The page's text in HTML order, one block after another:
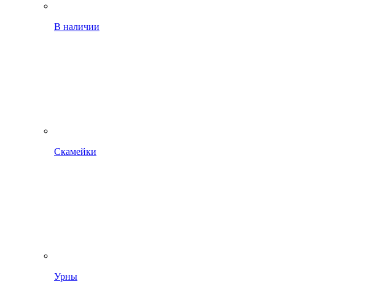
В наличии
Скамейки
Урны